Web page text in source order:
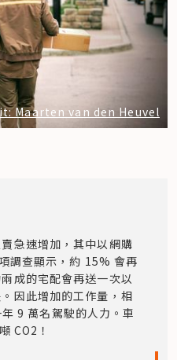
Maarten van den Heuvel
急速增加，其中以網購
調查顯示，約 15% 會再
成的宅配會再送一次以
因此增加的工作量，相
9 萬名駕駛的人力。車
CO2！